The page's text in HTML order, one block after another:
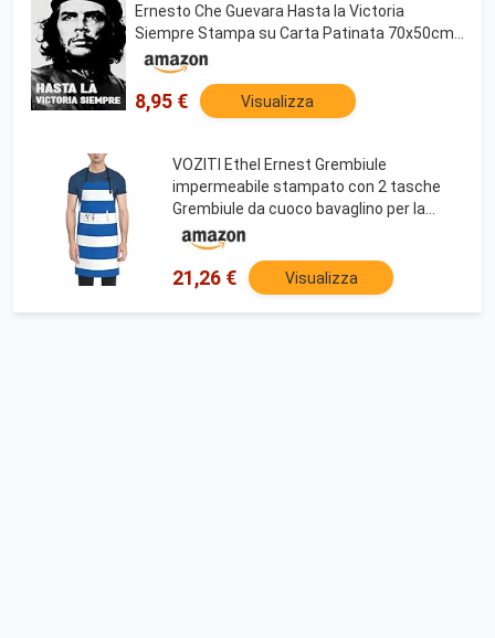
Ernesto Che Guevara Hasta la Victoria
Siempre Stampa su Carta Patinata 70x50cm
Senza Cornice
8,95 € Visualizza
VOZITI Ethel Ernest Grembiule
impermeabile stampato con 2 tasche
Grembiule da cuoco bavaglino per la
cottura della cucina domestica, Nero ,
Taglia unica
21,26 € Visualizza